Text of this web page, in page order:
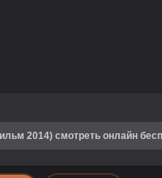
2014) смотреть онлайн